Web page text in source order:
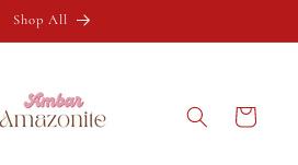
Shop All
Carrito